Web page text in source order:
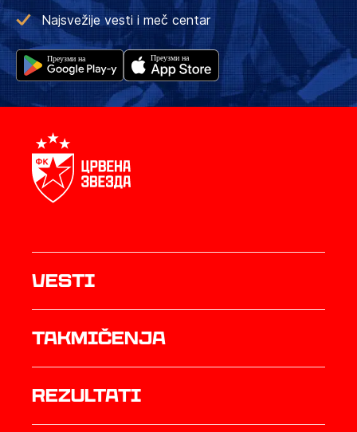
Najsvežije vesti i meč centar
Vesti
Takmičenja
rezultati